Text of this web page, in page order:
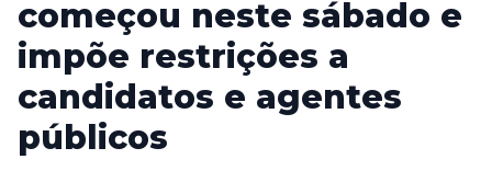
começou neste sábado e
impõe restrições a
candidatos e agentes
públicos